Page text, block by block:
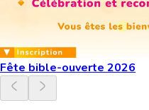
Fête bible-ouverte 2026